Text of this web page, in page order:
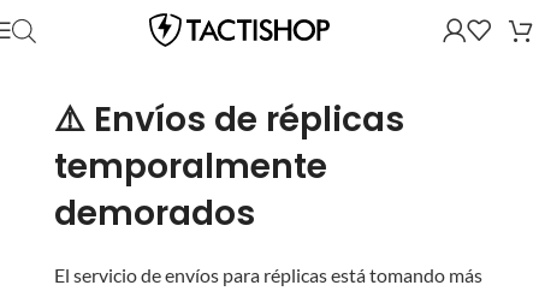
⚠️ Envíos de réplicas
temporalmente
demorados
El servicio de envíos para réplicas está tomando más